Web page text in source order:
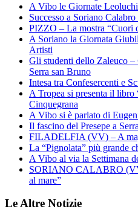
A Vibo le Giornate
Successo a Soriano
PIZZO – La mostra “Cuori
A Soriano la Giornata
Artisti
Gli studenti dello Zaleuco
Serra san Bruno
Intesa tra Confesercenti e
A Tropea si presenta il
Cinquegrana
A Vibo si è parlato di
Il fascino del Presepe a
FILADELFIA (VV) – A
La “Pignolata” più grande
A Vibo al via la Settimana
SORIANO CALABRO
al mare”
Le Altre Notizie